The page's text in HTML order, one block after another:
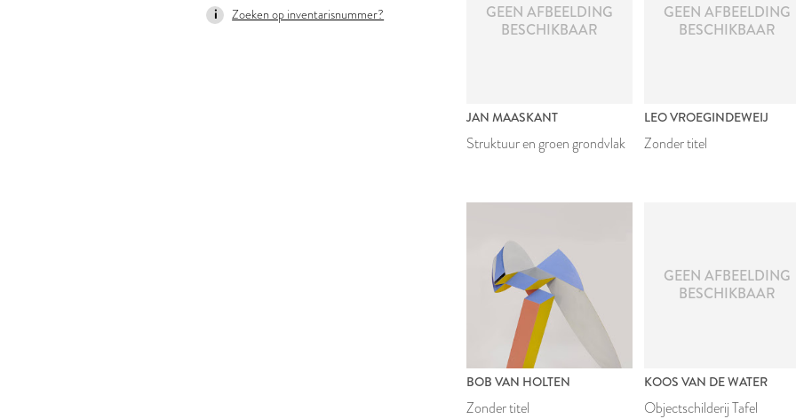
Zoeken op inventarisnummer?
GEEN AFBEELDING
BESCHIKBAAR
JAN MAASKANT
Struktuur en groen grondvlak
GEEN AFBEELDING
BESCHIKBAAR
LEO VROEGINDEWEIJ
Zonder titel
BOB VAN HOLTEN
Zonder titel
GEEN AFBEELDING
BESCHIKBAAR
KOOS VAN DE WATER
Objectschilderij Tafel